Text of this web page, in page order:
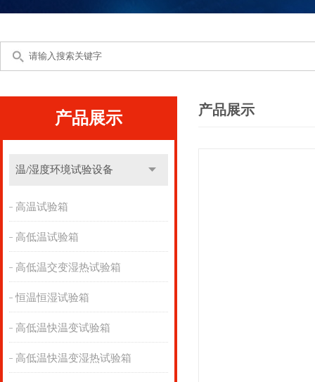
产品展示
温/湿度环境试验设备
高温试验箱
高低温试验箱
高低温交变湿热试验箱
恒温恒湿试验箱
高低温快温变试验箱
高低温快温变湿热试验箱
产品展示